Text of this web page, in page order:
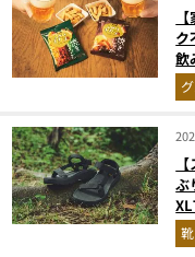
ク
飲
ぶ
解靴